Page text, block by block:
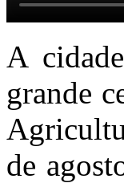
A
grande
de